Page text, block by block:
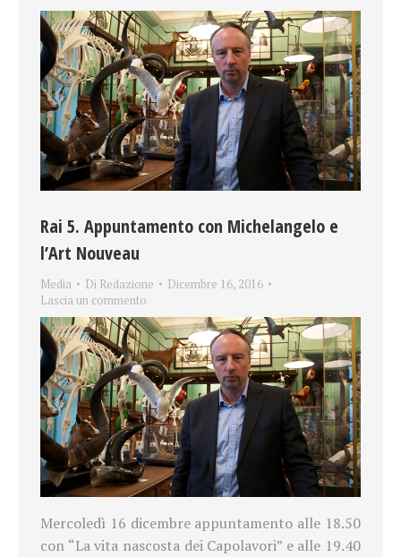
Rai 5. Appuntamento con Michelangelo e
l’Art Nouveau
Media Di Redazione
Dicembre 16, 2016
Lascia un commento
Mercoledì 16 dicembre appuntamento alle 18.50
con “La vita nascosta dei Capolavori” e alle 19.40